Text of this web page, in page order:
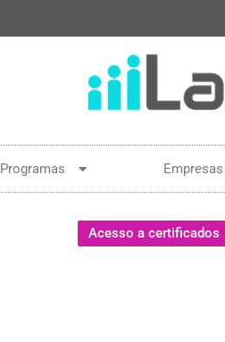
Programas Empresas
Acesso a certificados